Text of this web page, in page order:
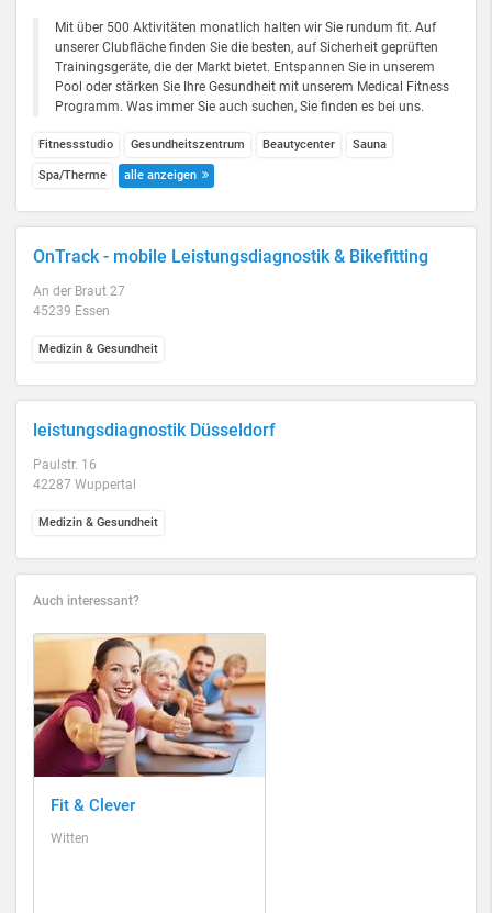
Mit über 500 Aktivitäten monatlich halten wir Sie rundum fit. Auf
unserer Clubfläche finden Sie die besten, auf Sicherheit geprüften
Trainingsgeräte, die der Markt bietet. Entspannen Sie in unserem
Pool oder stärken Sie Ihre Gesundheit mit unserem Medical Fitness
Programm. Was immer Sie auch suchen, Sie finden es bei uns.
Fitnessstudio Gesundheitszentrum Beautycenter Sauna
Spa/Therme alle anzeigen
OnTrack - mobile Leistungsdiagnostik & Bikefitting
An der Braut 27
45239 Essen
Medizin & Gesundheit
leistungsdiagnostik Düsseldorf
Paulstr. 16
42287 Wuppertal
Medizin & Gesundheit
Auch interessant?
Fit & Clever
Witten